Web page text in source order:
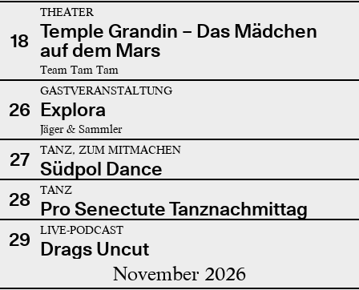
18
THEATER
Temple Grandin – Das Mädchen
auf dem Mars
Team Tam Tam
26
GASTVERANSTALTUNG
Explora
Jäger & Sammler
27 TANZ, ZUM MITMACHEN
Südpol Dance
28
TANZ
Pro Senectute Tanznachmittag
29
LIVE-PODCAST
Drags Uncut
November 2026